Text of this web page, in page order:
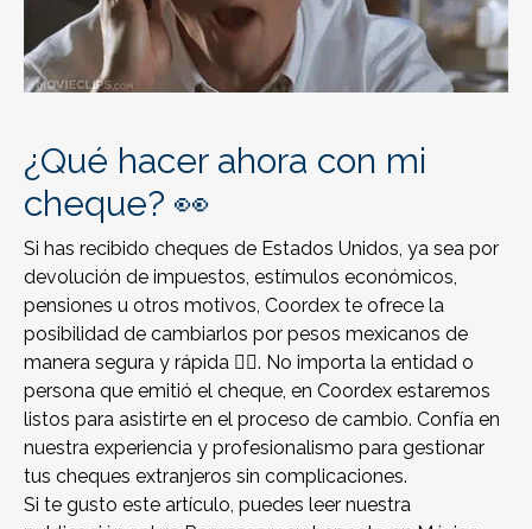
¿Qué hacer ahora con mi
cheque? 👀
Si has recibido cheques de Estados Unidos, ya sea por
devolución de impuestos, estímulos económicos,
pensiones u otros motivos, Coordex te ofrece la
posibilidad de cambiarlos por pesos mexicanos de
manera segura y rápida 💁‍♂️. No importa la entidad o
persona que emitió el cheque, en Coordex estaremos
listos para asistirte en el proceso de cambio. Confía en
nuestra experiencia y profesionalismo para gestionar
tus cheques extranjeros sin complicaciones.
Si te gusto este artículo, puedes leer nuestra